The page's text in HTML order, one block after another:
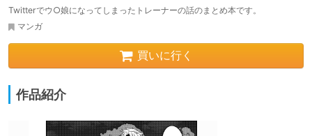
Twitterでウ○娘になってしまったトレーナーの話のまとめ本です。
マンガ
買いに行く
作品紹介